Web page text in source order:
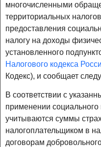
многочисленными
территориальных
предоставления
налогу на доходы
установленного
Налогового кодекса
Кодекс), и сообщает
В соответствии с
применении
учитываются суммы
налогоплательщиком в
договорам